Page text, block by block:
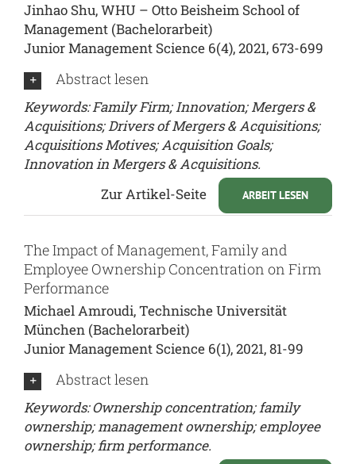
Jinhao Shu, WHU – Otto Beisheim School of
Management (Bachelorarbeit)
Junior Management Science 6(4), 2021, 673-699
Abstract lesen
Keywords: Family Firm; Innovation; Mergers &
Acquisitions; Drivers of Mergers & Acquisitions;
Acquisitions Motives; Acquisition Goals;
Innovation in Mergers & Acquisitions.
ARBEIT LESEN
Zur Artikel-Seite
The Impact of Management, Family and
Employee Ownership Concentration on Firm
Performance
Michael Amroudi, Technische Universität
München (Bachelorarbeit)
Junior Management Science 6(1), 2021, 81-99
Abstract lesen
Keywords: Ownership concentration; family
ownership; management ownership; employee
ownership; firm performance.